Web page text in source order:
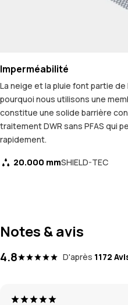
Imperméabilité
La neige et la pluie font partie
pourquoi nous utilisons une
constitue une solide barrière
traitement DWR sans PFAS qui
rapidement.
20.000 mmSHIELD-TEC
Notes & avis
4.8 D'après 1172